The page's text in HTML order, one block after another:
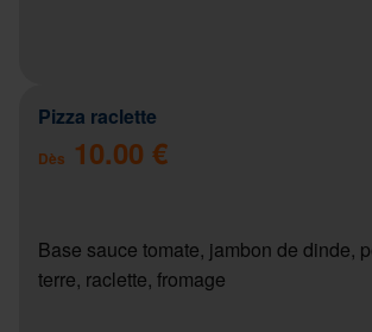
Pizza raclette
Dès 10.00 €
Base sauce tomate, jambon de dinde,
terre, raclette, fromage